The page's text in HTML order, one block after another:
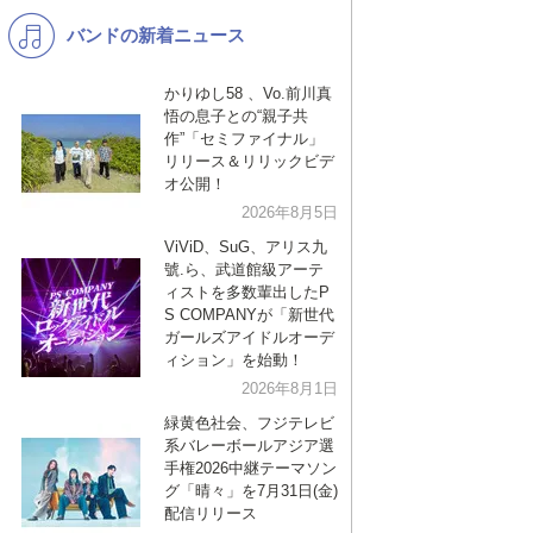
K-POP バンド
洋楽
VTuber ディズニー
バンドの新着ニュース
かりゆし58 、Vo.前川真
悟の息子との“親子共
作”「セミファイナル」
リリース＆リリックビデ
オ公開！
2026年8月5日
ViViD、SuG、アリス九
號.ら、武道館級アーテ
ィストを多数輩出したP
S COMPANYが「新世代
ガールズアイドルオーデ
ィション」を始動！
2026年8月1日
緑黄色社会、フジテレビ
系バレーボールアジア選
手権2026中継テーマソン
グ「晴々」を7月31日(金)
配信リリース